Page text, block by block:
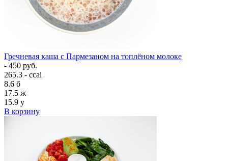
Гречневая каша с Пармезаном на топлёном молоке
- 450 руб.
265.3 - ccal
8.6 б
17.5 ж
15.9 у
В корзину